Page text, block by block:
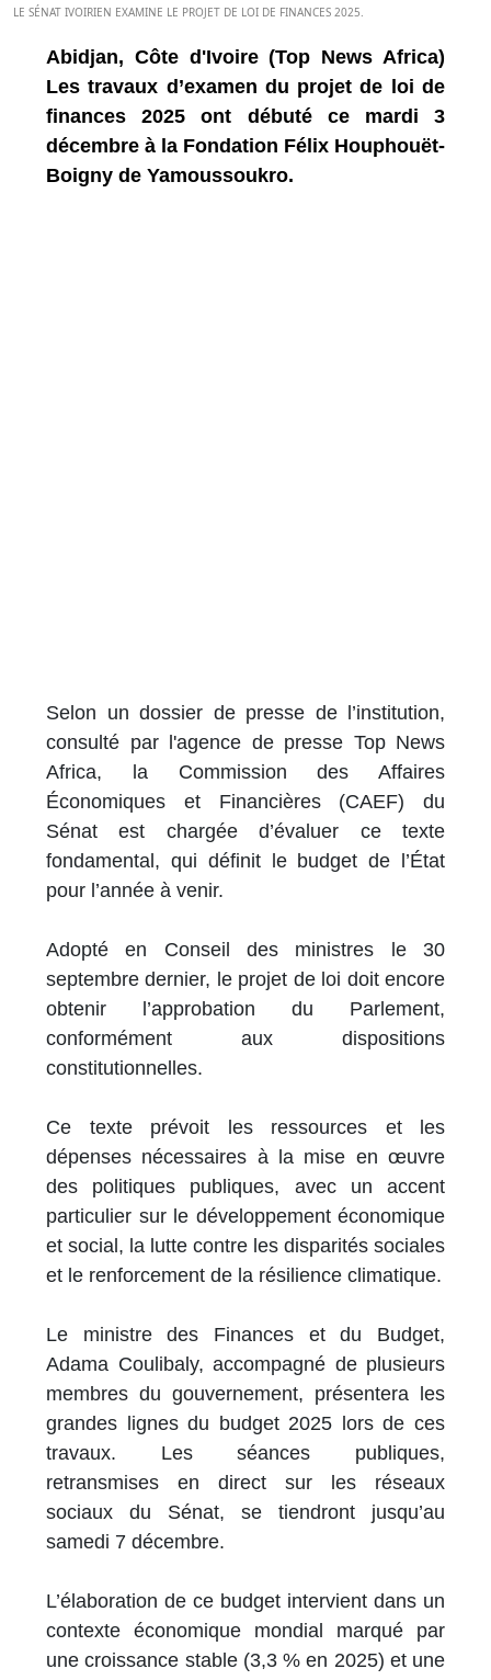
LE SÉNAT IVOIRIEN EXAMINE LE PROJET DE LOI DE FINANCES 2025.
Abidjan, Côte d'Ivoire (Top News Africa)
Les travaux d’examen du projet de loi de
finances 2025 ont débuté ce mardi 3
décembre à la Fondation Félix Houphouët-
Boigny de Yamoussoukro.
Selon un dossier de presse de l’institution,
consulté par l'agence de presse Top News
Africa, la Commission des Affaires
Économiques et Financières (CAEF) du
Sénat est chargée d’évaluer ce texte
fondamental, qui définit le budget de l’État
pour l’année à venir.
Adopté en Conseil des ministres le 30
septembre dernier, le projet de loi doit encore
obtenir l’approbation du Parlement,
conformément aux dispositions
constitutionnelles.
Ce texte prévoit les ressources et les
dépenses nécessaires à la mise en œuvre
des politiques publiques, avec un accent
particulier sur le développement économique
et social, la lutte contre les disparités sociales
et le renforcement de la résilience climatique.
Le ministre des Finances et du Budget,
Adama Coulibaly, accompagné de plusieurs
membres du gouvernement, présentera les
grandes lignes du budget 2025 lors de ces
travaux. Les séances publiques,
retransmises en direct sur les réseaux
sociaux du Sénat, se tiendront jusqu’au
samedi 7 décembre.
L’élaboration de ce budget intervient dans un
contexte économique mondial marqué par
une croissance stable (3,3 % en 2025) et une